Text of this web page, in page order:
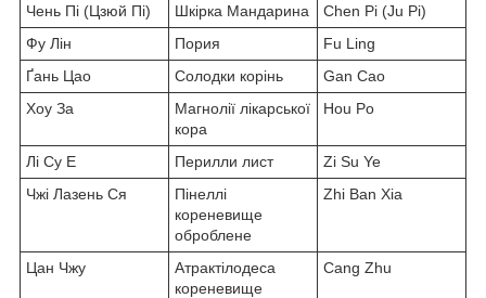
Чень Пі (Цзюй Пі) Шкірка Мандарина
Chen Pi (Ju Pi)
Фу Лін
Пория
Fu Ling
Ґань Цао
Солодки корінь
Gan Cao
Хоу За
Магнолії лікарської
кора
Hou Po
Лі Су Е Перилли лист
Zi Su Ye
Чжі Лазень Ся
Пінеллі
кореневище
оброблене
Zhi Ban Xia
Цан Чжу
Атрактілодеса
кореневище
Cang Zhu